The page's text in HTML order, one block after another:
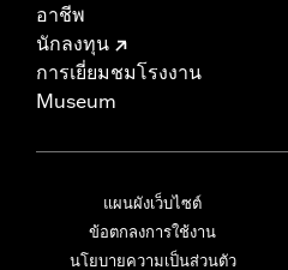
อาชีพ
นักลงทุน
การเยี่ยมชมโรงงาน
Museum
แผนผังเว็บไซต์
ข้อตกลงการใช้งาน
นโยบายความเป็นส่วนตัว